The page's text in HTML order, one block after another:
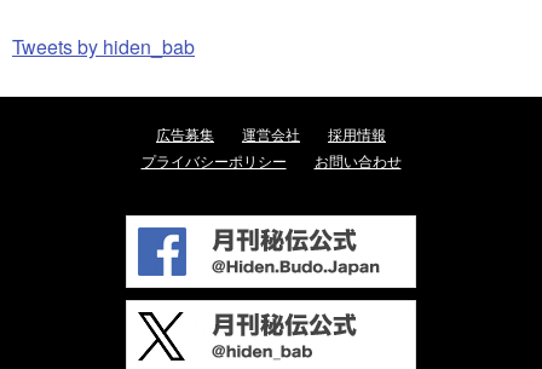
Tweets by hiden_bab
広告募集 運営会社
採用情報
プライバシーポリシー
お問い合わせ